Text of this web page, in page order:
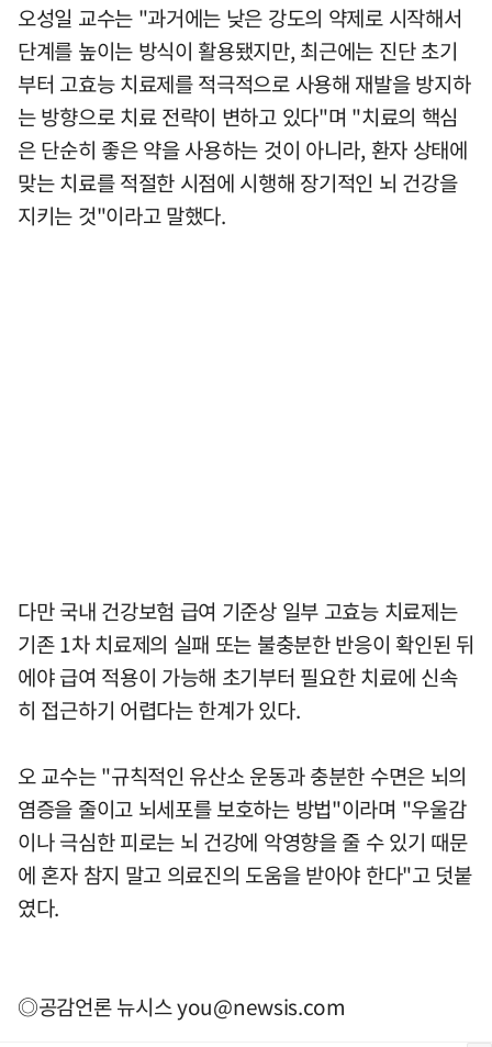
오성일 교수는 "과거에는 낮은 강도의 약제로 시작해서
단계를 높이는 방식이 활용됐지만, 최근에는 진단 초기
부터 고효능 치료제를 적극적으로 사용해 재발을 방지하
는 방향으로 치료 전략이 변하고 있다"며 "치료의 핵심
은 단순히 좋은 약을 사용하는 것이 아니라, 환자 상태에
맞는 치료를 적절한 시점에 시행해 장기적인 뇌 건강을
지키는 것"이라고 말했다.
다만 국내 건강보험 급여 기준상 일부 고효능 치료제는
기존 1차 치료제의 실패 또는 불충분한 반응이 확인된 뒤
에야 급여 적용이 가능해 초기부터 필요한 치료에 신속
히 접근하기 어렵다는 한계가 있다.
오 교수는 "규칙적인 유산소 운동과 충분한 수면은 뇌의
염증을 줄이고 뇌세포를 보호하는 방법"이라며 "우울감
이나 극심한 피로는 뇌 건강에 악영향을 줄 수 있기 때문
에 혼자 참지 말고 의료진의 도움을 받아야 한다"고 덧붙
였다.
◎공감언론 뉴시스you@newsis.com